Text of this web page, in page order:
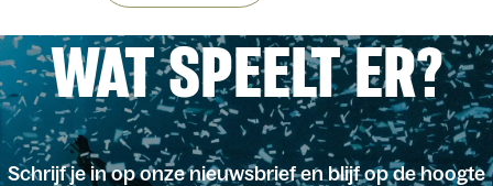
WAT SPEELT ER?
Schrijf je in op onze nieuwsbrief en blijf op de hoogte